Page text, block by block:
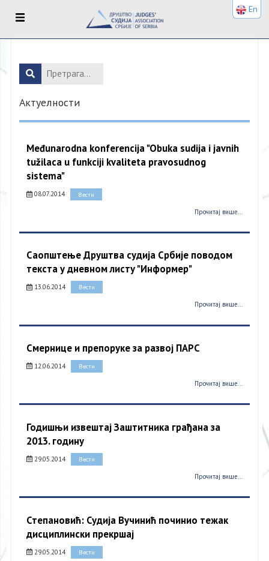
Актуелности
Međunarodna konferencija "Obuka sudija i javnih
tužilaca u funkciji kvaliteta pravosudnog
sistema"
08.07.2014 Вести
Прочитај више...
Саопштење Друштва судија Србије поводом
текста у дневном листу "Информер"
13.06.2014 Вести
Прочитај више...
Смернице и препоруке за развој ПАРС
12.06.2014 Вести
Прочитај више...
Годишњи извештај Заштитника грађана за
2013. годину
29.05.2014 Вести
Прочитај више...
Степановић: Судија Вучинић починио тежак
дисциплински прекршај
29.05.2014 Вести
En